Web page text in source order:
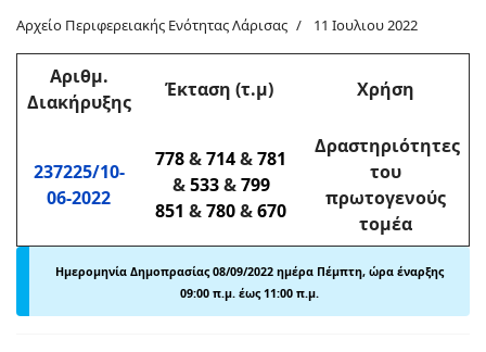
Αρχείο Περιφερειακής Ενότητας Λάρισας 11 Ιουλιου 2022
Αριθμ.
Διακήρυξης
Έκταση (τ.μ) Χρήση
237225/10-
06-2022
778&714&781
&533&799
851 &780&670
Δραστηριότητες
του
πρωτογενούς
τομέα
Ημερομηνία Δημοπρασίας 08/09/2022 ημέρα Πέμπτη, ώρα έναρξης
09:00 π.μ. έως 11:00 π.μ.